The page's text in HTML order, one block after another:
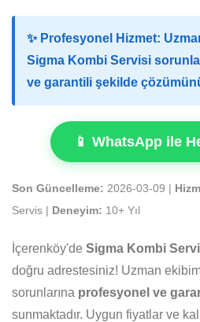
✨ Profesyonel Hizmet:
Sigma Kombi Servisi
ve garantili şekilde
📱 WhatsApp ile
Son Güncelleme: 2026-03-09 |
Servis |
Deneyim: 10+ Yıl
İçerenköy'de Sigma Kombi
doğru adrestesiniz! Uzman
sorunlarına profesyonel ve
sunmaktadır. Uygun fiyatlar ve